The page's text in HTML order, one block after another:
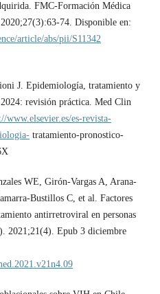
FMC-Formación Médica
74. Disponible en:
article/abs/pii/S11342
J. Epidemiología, tratamiento y
revisión práctica. Med Clin
www.elsevier.es/es-revista-
tratamiento-pronostico-
WE, Girón-Vargas A, Arana-
Bustillos C, et al. Factores
antirretroviral en personas
2021;21(4). Epub 3 diciembre